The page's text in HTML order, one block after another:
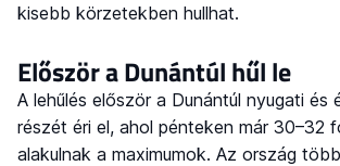
kisebb körzetekben hullhat.
Először a Dunántúl hűl le
A lehűlés először a Dunántúl nyugati és
részét éri el, ahol pénteken már 30–32
alakulnak a maximumok. Az ország